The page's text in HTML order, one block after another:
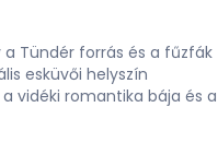
a Tündér forrás és a fűzfák
esküvői helyszín
vidéki romantika bája és a